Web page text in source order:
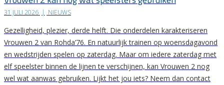
31 JULI 2026 | NIEUWS
Gezelligheid, plezier, derde helft. Die onderdelen karakteriseren
Vrouwen 2 van Rohda’76. En natuurlijk trainen op woensdagavond
en wedstrijden spelen op zaterdag. Maar om iedere zaterdag met
elf speelster binnen de lijnen te verschijnen, kan Vrouwen 2 nog
wel wat aanwas gebruiken. Lijkt het jou iets? Neem dan contact